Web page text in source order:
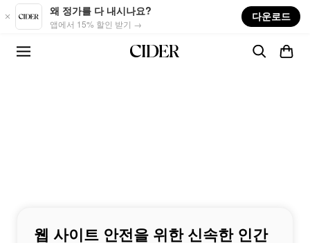
Skip to main content
왜 정가를 다 내시나요?
앱에서 15% 할인 받기 →
다운로드
웹 사이트 안전을 위한 신속한 인간